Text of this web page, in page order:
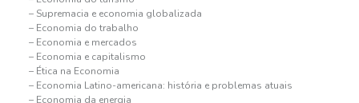
– Supremacia e economia globalizada
– Economia do trabalho
– Economia e mercados
– Economia e capitalismo
– Ética na Economia
– Economia Latino-americana: história e problemas atuais
– Economia da energia